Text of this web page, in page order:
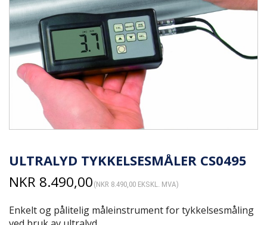
ULTRALYD TYKKELSESMÅLER CS0495
NKR 8.490,00 (NKR 8.490,00 EKSKL. MVA)
Enkelt og pålitelig måleinstrument for tykkelsesmåling